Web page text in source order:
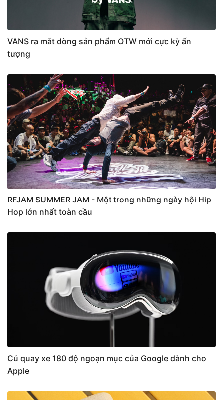
VANS ra mắt dòng sản phẩm OTW mới cực kỳ ấn
tượng
RFJAM SUMMER JAM - Một trong những ngày hội Hip
Hop lớn nhất toàn cầu
Cú quay xe 180 độ ngoạn mục của Google dành cho
Apple